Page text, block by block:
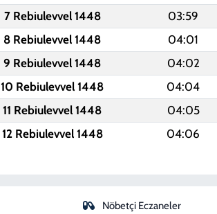
7 Rebiulevvel 1448 03:59
8 Rebiulevvel 1448 04:01
9 Rebiulevvel 1448 04:02
10 Rebiulevvel 1448 04:04
11 Rebiulevvel 1448 04:05
12 Rebiulevvel 1448 04:06
Nöbetçi Eczaneler